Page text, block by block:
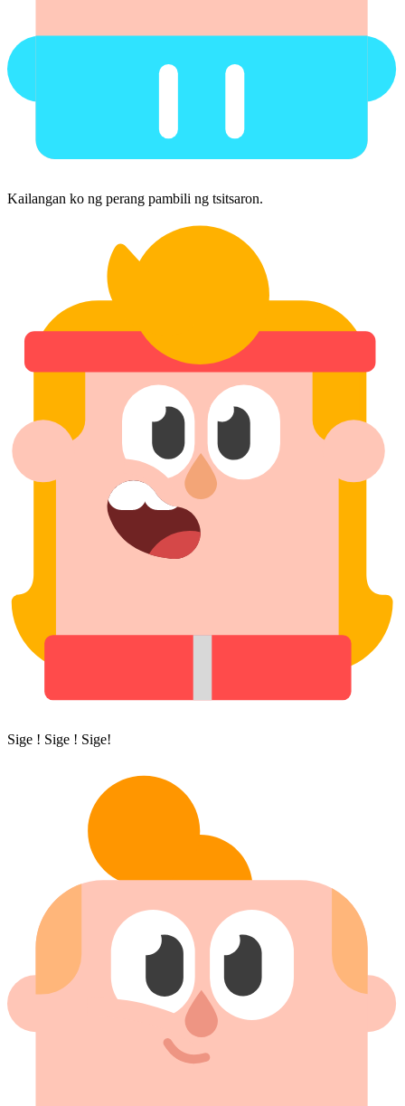
Kailangan ko ng perang pambili ng tsitsaron.
Sige ! Sige ! Sige!